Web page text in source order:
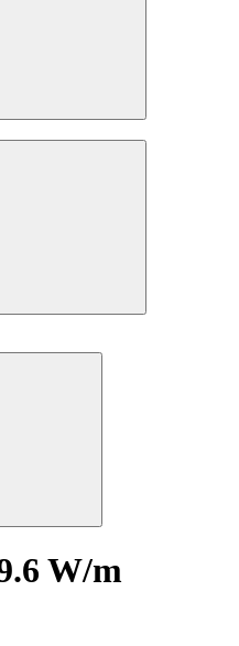
W/m